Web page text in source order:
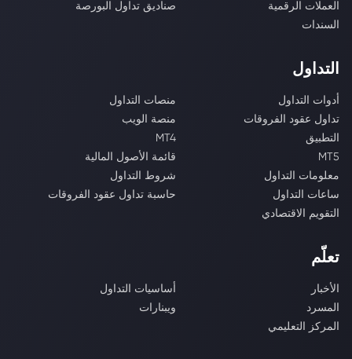
العملات الرقمية
صناديق تداول البورصة
السندات
التداول
أدوات التداول
منصات التداول
تداول عقود الفروقات
منصة الويب
التطبيق
MT4
MT5
قائمة الأصول المالية
معلومات التداول
شروط التداول
ساعات التداول
حاسبة تداول عقود الفروقات
التقويم الاقتصادي
تعلّم
الأخبار
أساسيات التداول
المسرد
ويبنارات
المركز التعليمي